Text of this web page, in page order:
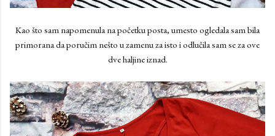
Kao što sam napomenula na početku posta, umesto ogledala sam bila
primorana da poručim nešto u zamenu za isto i odlučila sam se za ove
dve haljine iznad.